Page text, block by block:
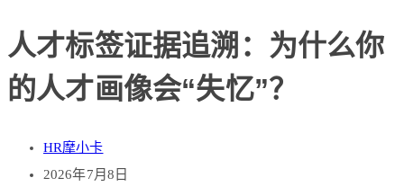
人才标签证据追溯：为什么你
的人才画像会“失忆”？
HR摩小卡
2026年7月8日